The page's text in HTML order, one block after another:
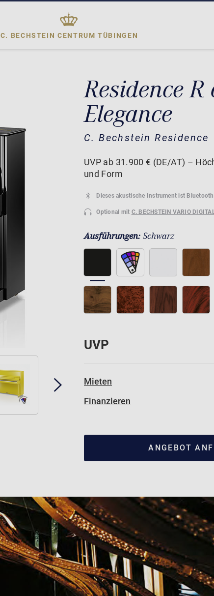
C. BECHSTEIN CENTRUMTÜBINGEN
Residence R
Elegance
C. Bechstein Residence
UVP ab 31.900 € (DE/AT) –
und Form
Dieses akustische Instrument ist
Optional mit C. BECHSTEIN VARIO
Ausführungen: Schwarz
UVP
Mieten
Finanzieren
ANGEBOT